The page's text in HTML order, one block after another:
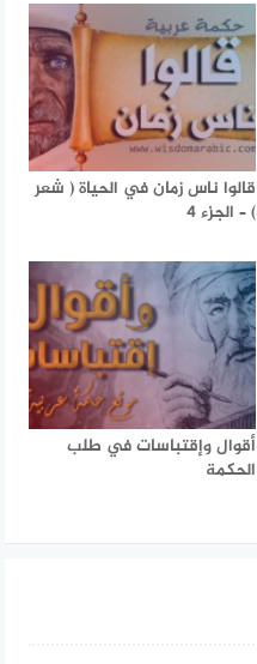
قالوا ناس زمان في الحياة ( شعر
) – الجزء 4
أقوال وإقتباسات في طلب
الحكمة